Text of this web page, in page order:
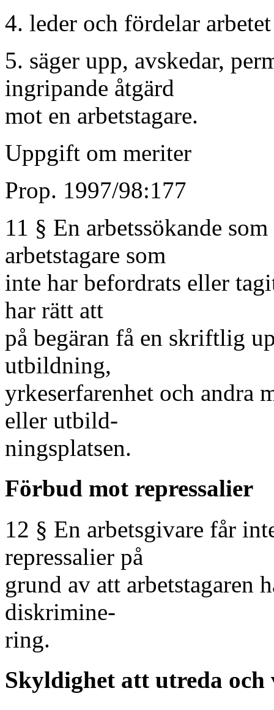
4. leder och fördelar
5. säger upp, avskedar,
ingripande åtgärd
mot en arbetstagare.
Uppgift om meriter
Prop. 1997/98:177
11 § En arbetssökande
arbetstagare som
inte har befordrats eller
har rätt att
på begäran få en skriftlig
utbildning,
yrkeserfarenhet och andra
eller utbild-
ningsplatsen.
Förbud mot repressalier
12 § En arbetsgivare får
repressalier på
grund av att arbetstagaren
diskrimine-
ring.
Skyldighet att utreda